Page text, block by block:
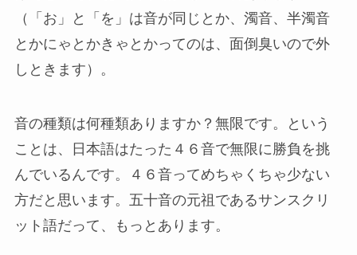
（「お」と「を」は音が同じとか、濁音、半濁音
とかにゃとかきゃとかってのは、面倒臭いので外
しときます）。
音の種類は何種類ありますか？無限です。という
ことは、日本語はたった４６音で無限に勝負を挑
んでいるんです。４６音ってめちゃくちゃ少ない
方だと思います。五十音の元祖であるサンスクリ
ット語だって、もっとあります。